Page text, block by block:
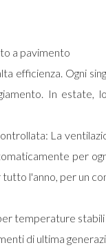
a pavimento
efficienza. Ogni
In estate,
La
per
tutto l'anno, per un
temperature stabili
di ultima